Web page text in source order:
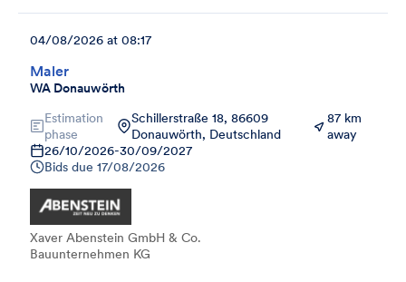
Maler
WA Donauwörth
04/08/2026 at 08:17
Estimation
phase
Schillerstraße 18, 86609
Donauwörth, Deutschland
87 km
away
26/10/2026-30/09/2027
Bids due 17/08/2026
Xaver Abenstein GmbH & Co.
Bauunternehmen KG